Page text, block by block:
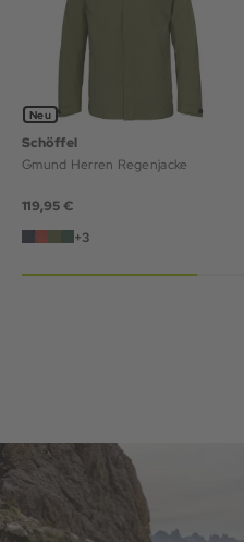
Neu
Schöffel
Gmund Herren Regenjacke
119,95 €
+3